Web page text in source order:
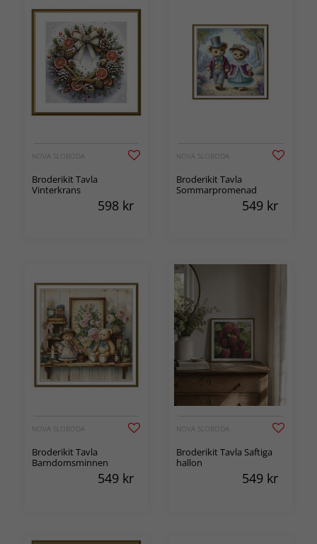
NOVA SLOBODA
Broderikit Tavla
Vinterkrans
598 kr
NOVA SLOBODA
Broderikit Tavla
Sommarpromenad
549 kr
NOVA SLOBODA
Broderikit Tavla
Barndomsminnen
549 kr
NOVA SLOBODA
Broderikit Tavla Saftiga
hallon
549 kr